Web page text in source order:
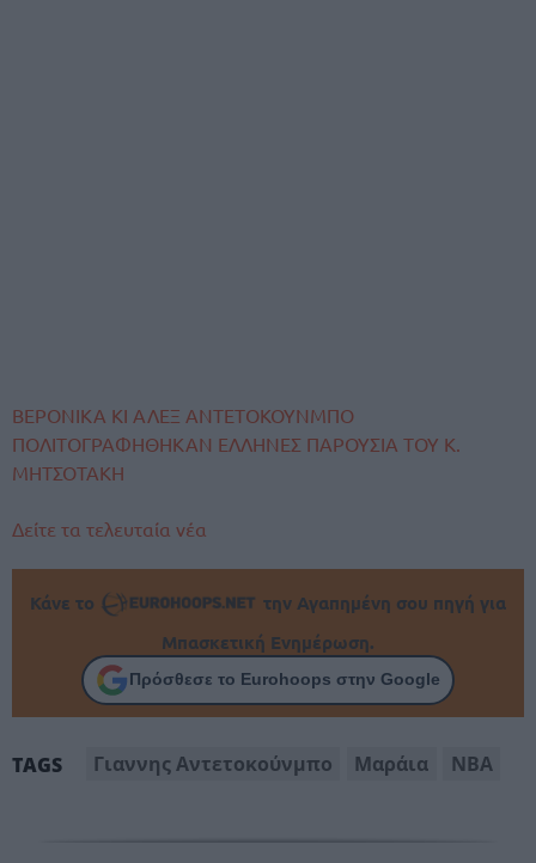
ΒΕΡΟΝΙΚΑ ΚΙ ΑΛΕΞ ΑΝΤΕΤΟΚΟΥΝΜΠΟ
ΠΟΛΙΤΟΓΡΑΦΗΘΗΚΑΝ ΕΛΛΗΝΕΣ ΠΑΡΟΥΣΙΑ ΤΟΥ Κ.
ΜΗΤΣΟΤΑΚΗ
Δείτε τα τελευταία νέα
Κάνε το
την Αγαπημένη σου πηγή για
Μπασκετική Ενημέρωση.
Πρόσθεσε το Eurohoops στην Google
TAGS Γιαννης Αντετοκούνμπο Μαράια ΝΒΑ